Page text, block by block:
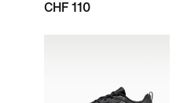
CHF 110